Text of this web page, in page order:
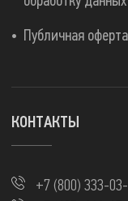
Публичная оферта
КОНТАКТЫ
+7 (800) 333-